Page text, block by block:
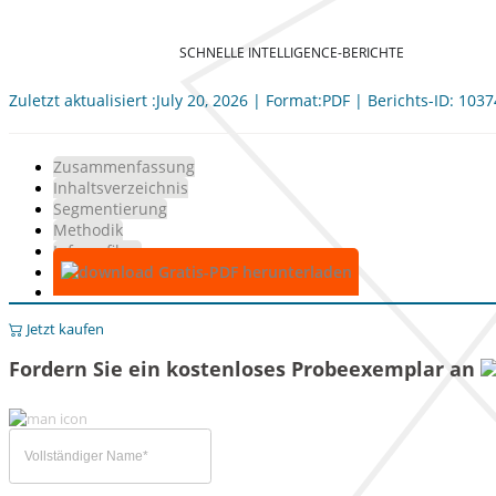
SCHNELLE INTELLIGENCE-BERICHTE
Zuletzt aktualisiert :July 20, 2026 | Format:PDF | Berichts-ID:
Zusammenfassung
Inhaltsverzeichnis
Segmentierung
Methodik
Infografiken
Gratis-PDF herunterladen
Jetzt kaufen
Fordern Sie ein kostenloses Probeexemplar an